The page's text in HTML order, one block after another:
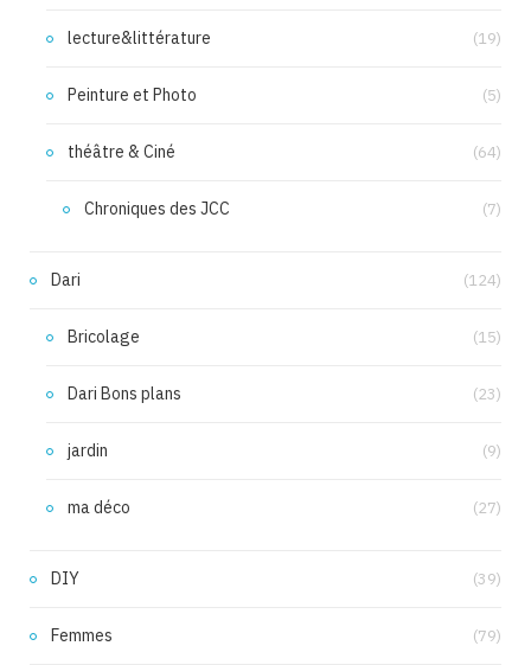
lecture&littérature (19)
Peinture et Photo (5)
théâtre & Ciné (64)
Chroniques des JCC (7)
Dari (124)
Bricolage (15)
Dari Bons plans (23)
jardin (9)
ma déco (27)
DIY (39)
Femmes (79)